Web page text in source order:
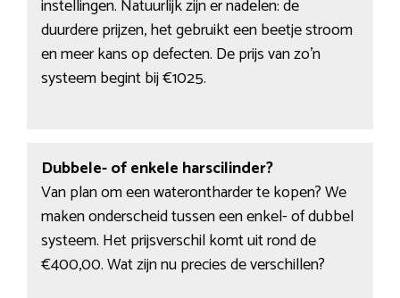
instellingen. Natuurlijk zijn er nadelen: de
duurdere prijzen, het gebruikt een beetje stroom
en meer kans op defecten. De prijs van zo’n
systeem begint bij €1025.
Dubbele- of enkele harscilinder?
Van plan om een waterontharder te kopen? We
maken onderscheid tussen een enkel- of dubbel
systeem. Het prijsverschil komt uit rond de
€400,00. Wat zijn nu precies de verschillen?